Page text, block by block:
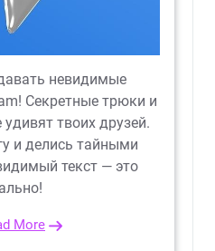
невидимые
Секретные трюки и
твоих друзей.
и делись тайными
текст — это
More